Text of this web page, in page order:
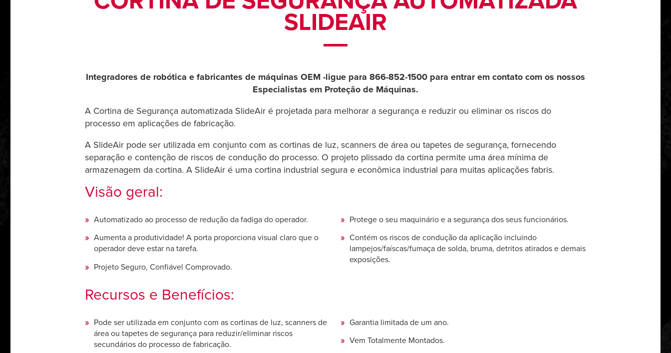
SLIDEAIR
Integradores de robótica e fabricantes de máquinas OEM -ligue para 866-852-1500 para entrar em contato com os nossos
Especialistas em Proteção de Máquinas.
A Cortina de Segurança automatizada SlideAir é projetada para melhorar a segurança e reduzir ou eliminar os riscos do
processo em aplicações de fabricação.
A SlideAir pode ser utilizada em conjunto com as cortinas de luz, scanners de área ou tapetes de segurança, fornecendo
separação e contenção de riscos de condução do processo. O projeto plissado da cortina permite uma área mínima de
armazenagem da cortina. A SlideAir é uma cortina industrial segura e econômica industrial para muitas aplicações fabris.
Visão geral:
Automatizado ao processo de redução da fadiga do operador.
Aumenta a produtividade! A porta proporciona visual claro que o
operador deve estar na tarefa.
Projeto Seguro, Confiável Comprovado.
Protege o seu maquinário e a segurança dos seus funcionários.
Contém os riscos de condução da aplicação incluindo
lampejos/faíscas/fumaça de solda, bruma, detritos atirados e demais
exposições.
Recursos e Benefícios:
Pode ser utilizada em conjunto com as cortinas de luz, scanners de
área ou tapetes de segurança para reduzir/eliminar riscos
secundários do processo de fabricação.
Garantia limitada de um ano.
Vem Totalmente Montados.